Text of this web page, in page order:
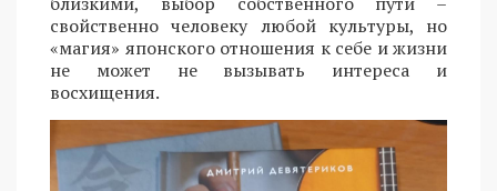
свойственно человеку любой культуры, но
«магия» японского отношения к себе и жизни
не может не вызывать интереса и
восхищения.